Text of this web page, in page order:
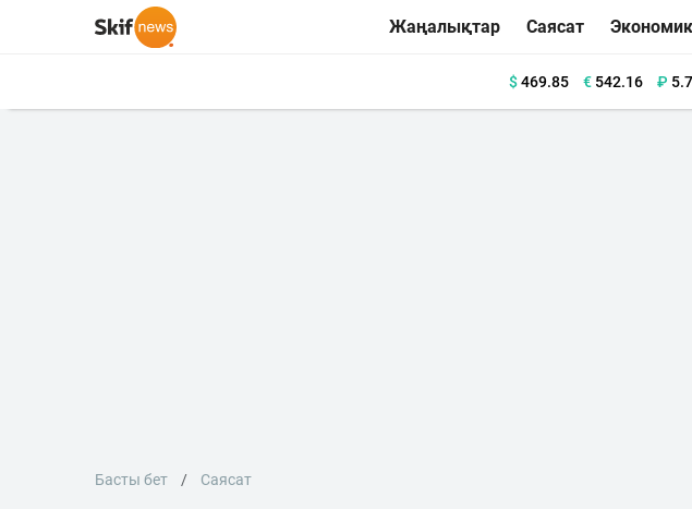
Жаңалықтар Саясат
$469.85 €542.16 ₽
Басты бет Саясат